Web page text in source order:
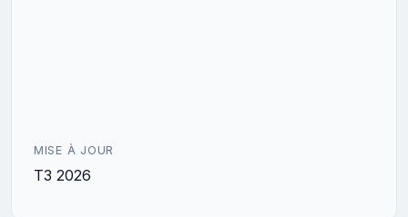
MISE À JOUR
T3 2026